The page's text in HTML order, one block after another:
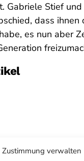
Zustimmung verwalten
Gabriele Stief
dass
es nun aber